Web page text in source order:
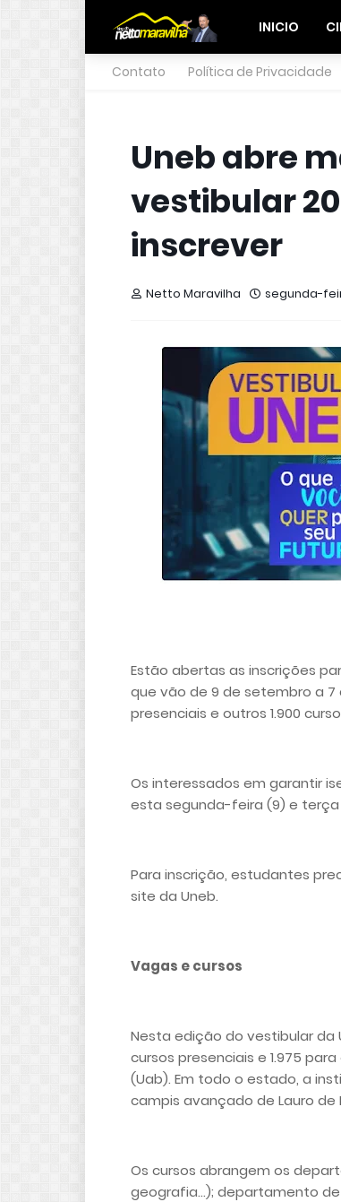
INICIO
Contato Política de Privacidade
Uneb abre
vestibular
inscrever
Netto Maravilha segunda-
Estão abertas as inscrições
que vão de 9 de setembro a 7
presenciais e outros 1.900
Os interessados em garantir
esta segunda-feira (9) e terça
Para inscrição, estudantes
site da Uneb.
Vagas e cursos
Nesta edição do vestibular da
cursos presenciais e 1.975
(Uab). Em todo o estado, a
campis avançado de Lauro de
Os cursos abrangem os
geografia…); departamento